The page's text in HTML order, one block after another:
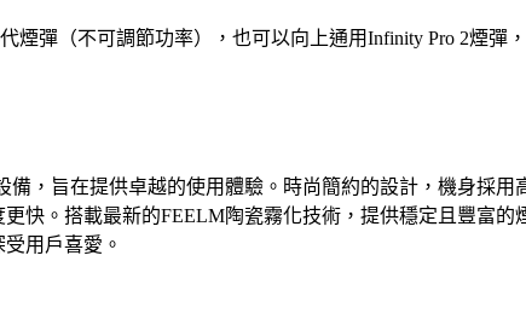
煙彈（不可調節功率），也可以向上通用Infinity Pro 2煙
備，旨在提供卓越的使用體驗。時尚簡約的設計，機身採
快。搭載最新的FEELM陶瓷霧化技術，提供穩定且豐富
用戶喜愛。